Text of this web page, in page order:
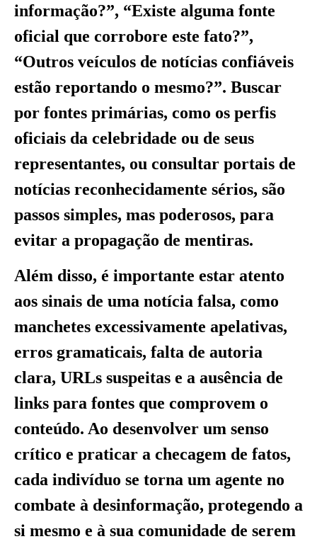
informação?”, “Existe alguma fonte
oficial que corrobore este fato?”,
“Outros veículos de notícias confiáveis
estão reportando o mesmo?”. Buscar
por fontes primárias, como os perfis
oficiais da celebridade ou de seus
representantes, ou consultar portais de
notícias reconhecidamente sérios, são
passos simples, mas poderosos, para
evitar a propagação de mentiras.
Além disso, é importante estar atento
aos sinais de uma notícia falsa, como
manchetes excessivamente apelativas,
erros gramaticais, falta de autoria
clara, URLs suspeitas e a ausência de
links para fontes que comprovem o
conteúdo. Ao desenvolver um senso
crítico e praticar a checagem de fatos,
cada indivíduo se torna um agente no
combate à desinformação, protegendo a
si mesmo e à sua comunidade de serem